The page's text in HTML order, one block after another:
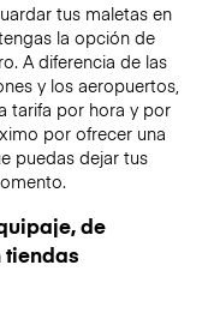
tus maletas en
la opción de
A diferencia de las
y los aeropuertos,
tarifa por hora y por
por ofrecer una
puedas dejar tus
de
tiendas